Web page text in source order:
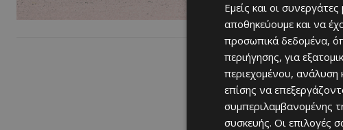
Εμείς και οι
αποθηκεύουμε και να
προσωπικά δεδομένα,
περιήγησης, για
περιεχομένου, ανάλυση
επίσης να
συμπεριλαμβανομένης
συσκευής. Οι επιλογές